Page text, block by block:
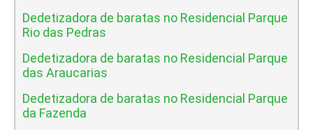
Dedetizadora de baratas no Residencial Parque
Rio das Pedras
Dedetizadora de baratas no Residencial Parque
das Araucarias
Dedetizadora de baratas no Residencial Parque
da Fazenda